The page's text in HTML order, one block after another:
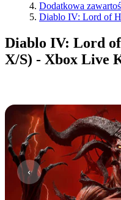
Dodatkowa
Diablo IV: Lord of
Diablo IV: Lord
X/S) - Xbox Live